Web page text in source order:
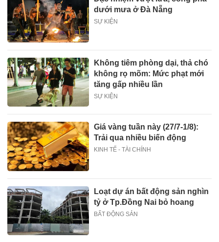
dưới mưa ở Đà Nẵng
SỰ KIỆN
Không tiêm phòng dại, thả chó
không rọ mõm: Mức phạt mới
tăng gấp nhiều lần
SỰ KIỆN
Giá vàng tuần này (27/7-1/8):
Trải qua nhiều biến động
KINH TẾ - TÀI CHÍNH
Loạt dự án bất động sản nghìn
tỷ ở Tp.Đồng Nai bỏ hoang
BẤT ĐỘNG SẢN